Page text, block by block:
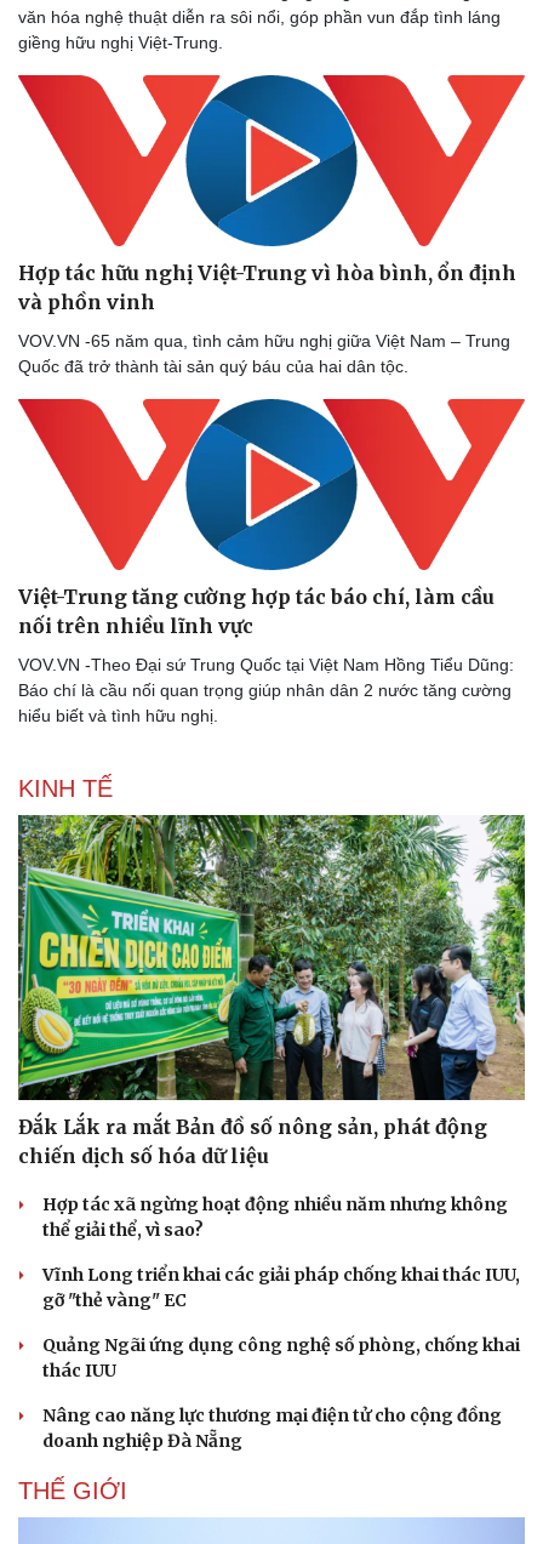
Pháp luật
Tin nóng
Tư vấn luật
Quân sự - Quốc phòng
Vũ khí
Việt Nam
Thể thao
Lịch thi đấu bóng đá
Thế giới thể thao
Ô tô - Xe máy
Tư vấn
văn hóa nghệ thuật diễn ra sôi nổi, góp phần vun đắp tình láng
giềng hữu nghị Việt-Trung.
Hợp tác hữu nghị Việt-Trung vì hòa bình, ổn định
và phồn vinh
VOV.VN -65 năm qua, tình cảm hữu nghị giữa Việt Nam – Trung
Quốc đã trở thành tài sản quý báu của hai dân tộc.
Việt-Trung tăng cường hợp tác báo chí, làm cầu
nối trên nhiều lĩnh vực
VOV.VN -Theo Đại sứ Trung Quốc tại Việt Nam Hồng Tiểu Dũng:
Báo chí là cầu nối quan trọng giúp nhân dân 2 nước tăng cường
hiểu biết và tình hữu nghị.
KINH TẾ
Đắk Lắk ra mắt Bản đồ số nông sản, phát động
chiến dịch số hóa dữ liệu
Hợp tác xã ngừng hoạt động nhiều năm nhưng không
thể giải thể, vì sao?
Vĩnh Long triển khai các giải pháp chống khai thác IUU,
gỡ "thẻ vàng" EC
Quảng Ngãi ứng dụng công nghệ số phòng, chống khai
thác IUU
Nâng cao năng lực thương mại điện tử cho cộng đồng
doanh nghiệp Đà Nẵng
THẾ GIỚI